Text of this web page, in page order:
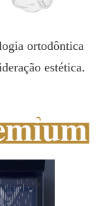
ortodôntica
estética.